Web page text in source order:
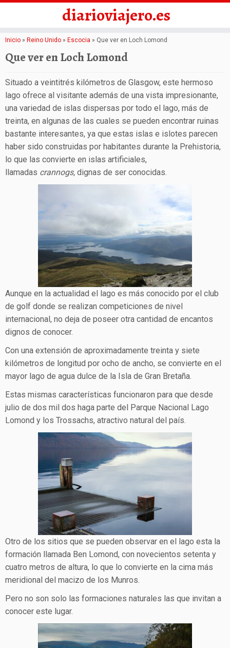
Saltar
contenido
diarioviajero.es
Inicio » Reino Unido » Escocia » Que ver en Loch Lomond
Que ver en Loch Lomond
Situado a veintitrés kilómetros de Glasgow, este hermoso
lago ofrece al visitante además de una vista impresionante,
una variedad de islas dispersas por todo el lago, más de
treinta, en algunas de las cuales se pueden encontrar ruinas
bastante interesantes, ya que estas islas e islotes parecen
haber sido construidas por habitantes durante la Prehistoria,
lo que las convierte en islas artificiales,
llamadas crannogs, dignas de ser conocidas.
Aunque en la actualidad el lago es más conocido por el club
de golf donde se realizan competiciones de nivel
internacional, no deja de poseer otra cantidad de encantos
dignos de conocer.
Con una extensión de aproximadamente treinta y siete
kilómetros de longitud por ocho de ancho, se convierte en el
mayor lago de agua dulce de la Isla de Gran Bretaña.
Estas mismas características funcionaron para que desde
julio de dos mil dos haga parte del Parque Nacional Lago
Lomond y los Trossachs, atractivo natural del país.
Otro de los sitios que se pueden observar en el lago esta la
formación llamada Ben Lomond, con novecientos setenta y
cuatro metros de altura, lo que lo convierte en la cima más
meridional del macizo de los Munros.
Pero no son solo las formaciones naturales las que invitan a
conocer este lugar.